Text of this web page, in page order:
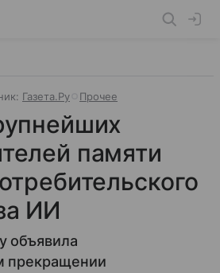
Газета.Ру Прочее
памяти
ИИ
объявила
прекращении